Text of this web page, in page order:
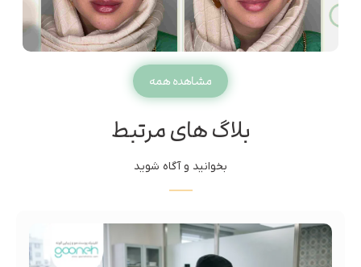
مشاهده همه
بلاگ های مرتبط
بخوانید و آگاه شوید